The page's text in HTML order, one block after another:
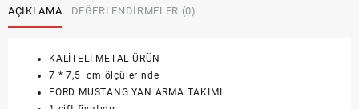
AÇIKLAMA DEĞERLENDIRMELER (0)
KALİTELİ METAL ÜRÜN
7 * 7,5 cm ölçülerinde
FORD MUSTANG YAN ARMA TAKIMI